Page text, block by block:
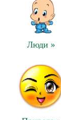
Люди »